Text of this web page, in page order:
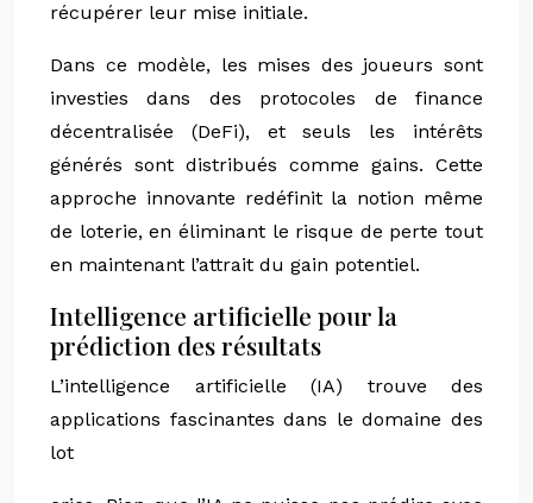
récupérer leur mise initiale.
Dans ce modèle, les mises des joueurs sont
investies dans des protocoles de finance
décentralisée (DeFi), et seuls les intérêts
générés sont distribués comme gains. Cette
approche innovante redéfinit la notion même
de loterie, en éliminant le risque de perte tout
en maintenant l’attrait du gain potentiel.
Intelligence artificielle pour la
prédiction des résultats
L’intelligence artificielle (IA) trouve des
applications fascinantes dans le domaine des
lot